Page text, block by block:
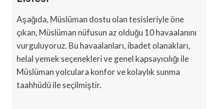
Aşağıda, Müslüman dostu olan tesisleriyle öne
çıkan, Müslüman nüfusun az olduğu 10 havaalanını
vurguluyoruz. Bu havaalanları, ibadet olanakları,
helal yemek seçenekleri ve genel kapsayıcılığı ile
Müslüman yolculara konfor ve kolaylık sunma
taahhüdü ile seçilmiştir.